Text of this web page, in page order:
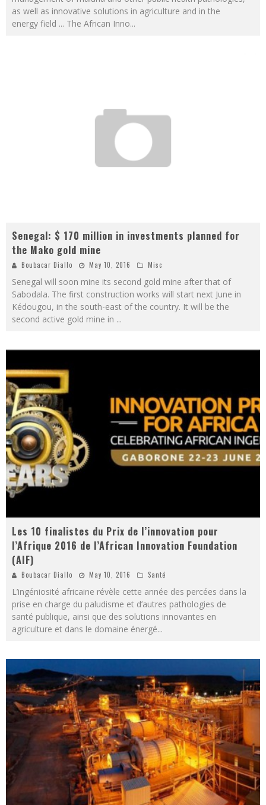
as well as innovative solutions in agriculture and in the
energy field ... The African Inno...
Senegal: $ 170 million in investments planned for
the Mako gold mine
Boubacar Diallo May 10, 2016 Misc
Senegal will soon mine its second gold mine after that of
Sabodala. The first construction works will start next June in
Kédougou, in the south-east of the country. It will be the
second active gold mine in ...
Les 10 finalistes du Prix de l’innovation pour
l’Afrique 2016 de l’African Innovation Foundation
(AIF)
Boubacar Diallo May 10, 2016 Santé
L’ingéniosité africaine révèle cette année des percées dans la
prise en charge du paludisme et d’autres pathologies de
santé publique, ainsi que des solutions innovantes en
agriculture et dans le domaine énergé...